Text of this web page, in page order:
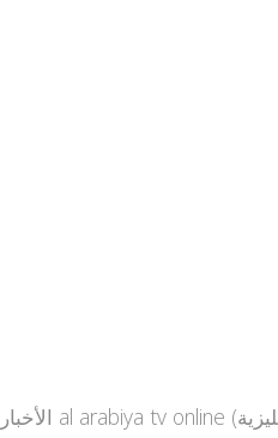
الأخبار al arabiya tv online (بالإنجليزية: News) هي عبارة عن معلومات عن الأحداث الجارية أو التي جرت بحيث يتم معرفتها من خلال الطباعة، البث التلفزيوني، الإنترنت، أو شهود العيان. الأخبار